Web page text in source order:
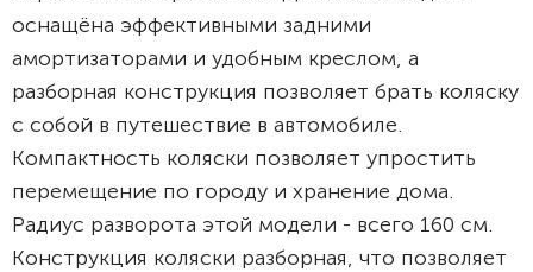
оснащёна эффективными задними
амортизаторами и удобным креслом, а
разборная конструкция позволяет брать коляску
с собой в путешествие в автомобиле.
Компактность коляски позволяет упростить
перемещение по городу и хранение дома.
Радиус разворота этой модели - всего 160 см.
Конструкция коляски разборная, что позволяет